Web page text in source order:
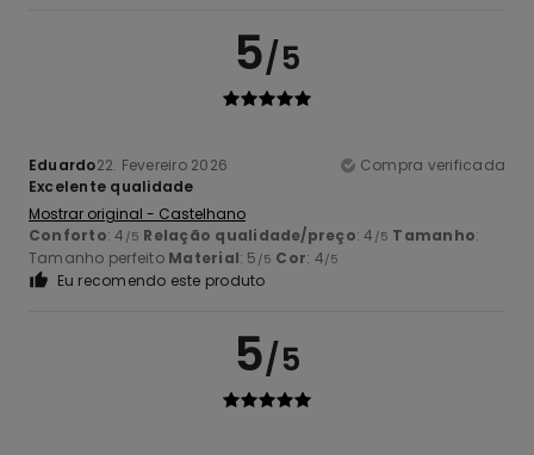
5/5
Eduardo22. Fevereiro 2026
Compra verificada
Excelente qualidade
Mostrar original - Castelhano
Conforto: 4 /5 Relação qualidade/preço: 4 /5 Tamanho:
Tamanho perfeito Material: 5 /5 Cor: 4/5
Eu recomendo este produto
5/5